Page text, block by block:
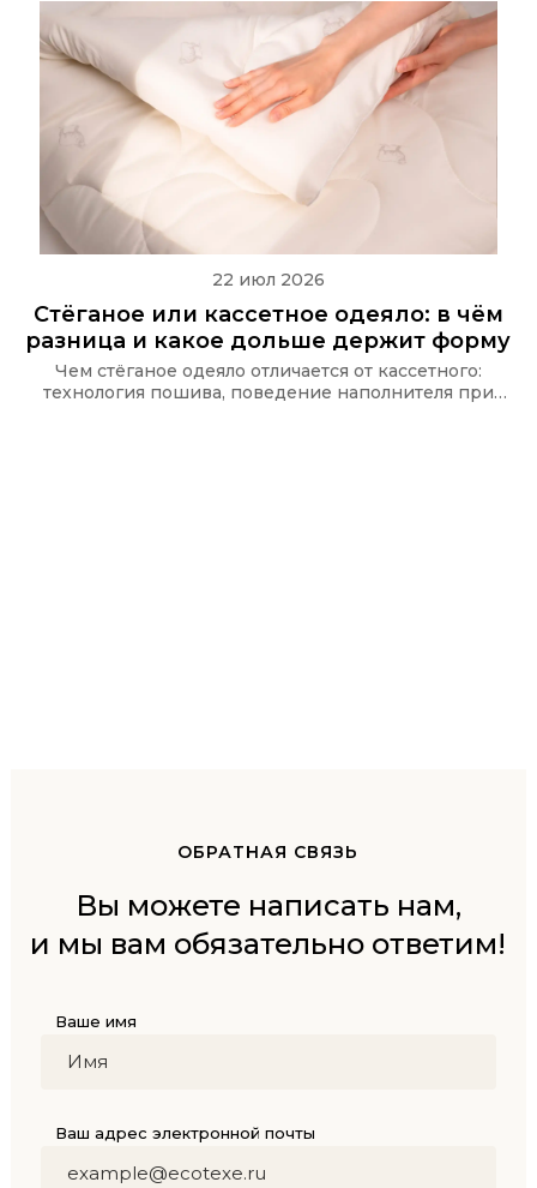
22 июл 2026
Стёганое или кассетное одеяло: в чём
разница и какое дольше держит форму
Чем стёганое одеяло отличается от кассетного:
технология пошива, поведение наполнителя при
ОБРАТНАЯ СВЯЗЬ
Вы можете написать нам,
и мы вам обязательно ответим!
Ваше имя
Ваш адрес электронной почты